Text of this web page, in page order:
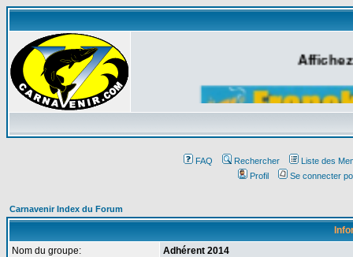
FAQ Rechercher
Liste des
Profil
Se connecter
Carnavenir Index du Forum
Nom du groupe:
Adhérent 2014